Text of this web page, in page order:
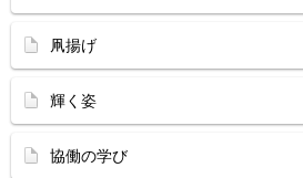
凧揚げ
輝く姿
協働の学び